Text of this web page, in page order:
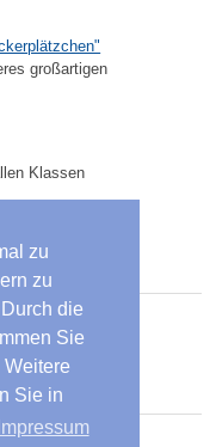
zu
zu
die
Sie
Sie in
Impressum
großartigen
Klassen